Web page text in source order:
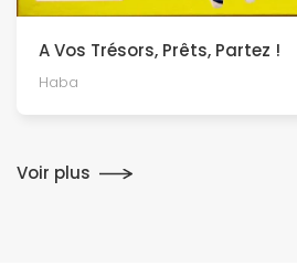
A Vos Trésors, Prêts, Partez !
Haba
Voir plus